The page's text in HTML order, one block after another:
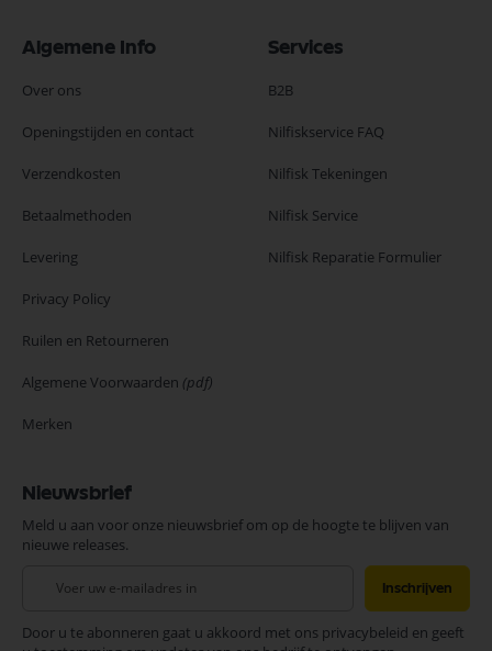
Algemene Info
Over ons
Openingstijden en contact
Verzendkosten
Betaalmethoden
Levering
Privacy Policy
Ruilen en Retourneren
Algemene Voorwaarden (pdf)
Merken
Services
B2B
Nilfiskservice FAQ
Nilfisk Tekeningen
Nilfisk Service
Nilfisk Reparatie Formulier
Nieuwsbrief
Meld u aan voor onze nieuwsbrief om op de hoogte te blijven van
nieuwe releases.
onze
Inschrijven
Door u te abonneren gaat u akkoord met ons privacybeleid en geeft